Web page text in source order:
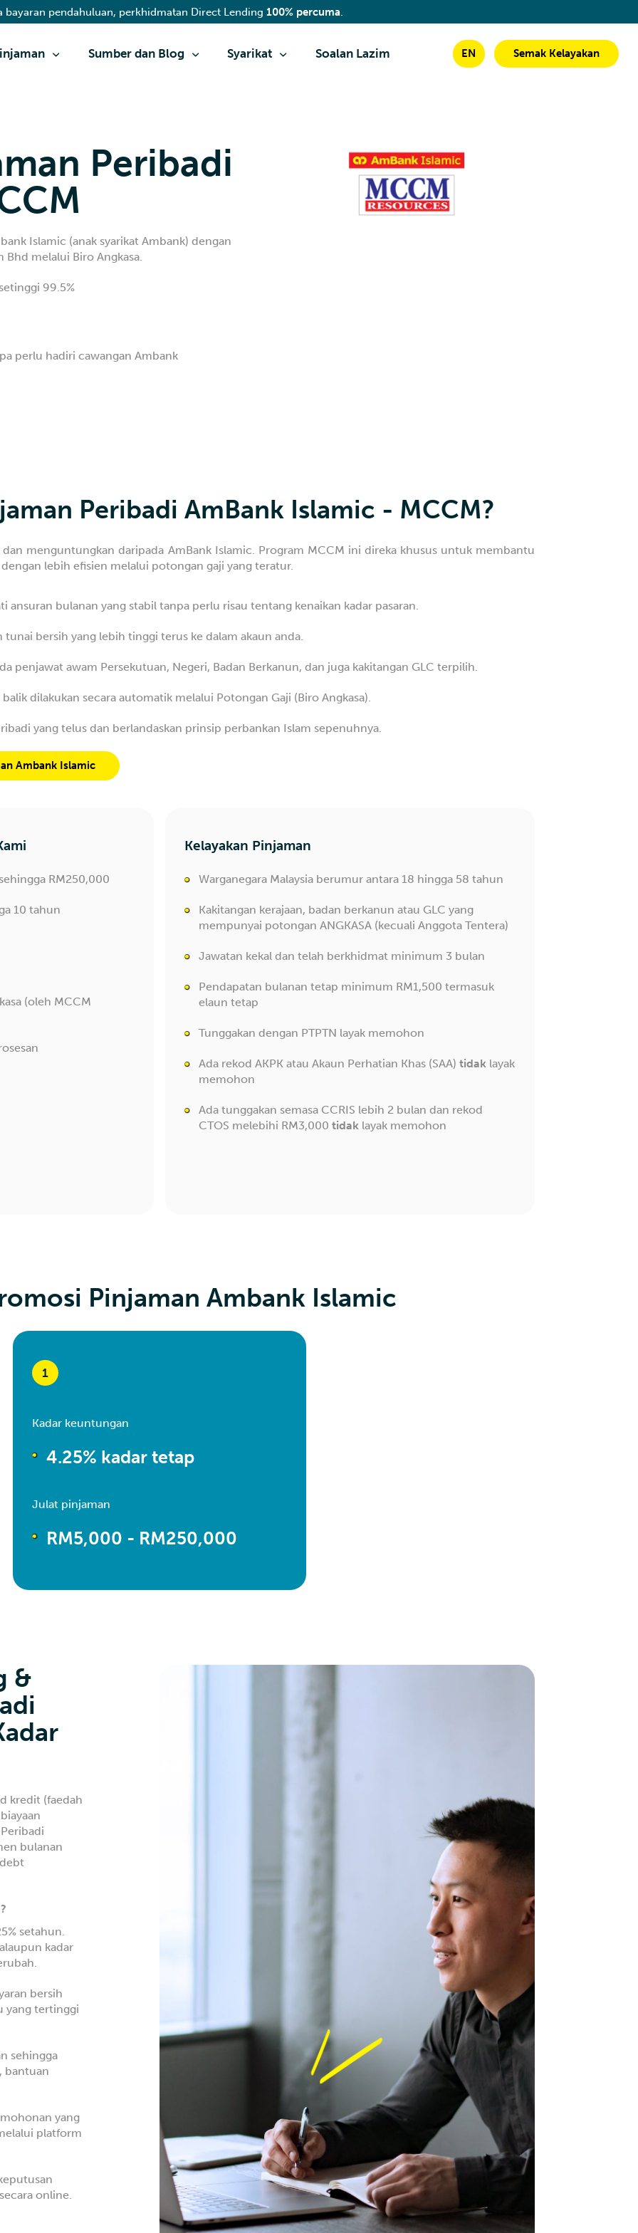
bayaran pendahuluan, perkhidmatan Direct Lending 100% percuma.
Sumber dan Blog Syarikat Soalan Lazim EN Semak Kelayakan
Peribadi
Islamic (anak syarikat Ambank) dengan
melalui Biro Angkasa.
99.5%
perlu hadiri cawangan Ambank
Peribadi AmBank Islamic - MCCM?
menguntungkan daripada AmBank Islamic. Program MCCM ini direka khusus untuk membantu
lebih efisien melalui potongan gaji yang teratur.
ansuran bulanan yang stabil tanpa perlu risau tentang kenaikan kadar pasaran.
bersih yang lebih tinggi terus ke dalam akaun anda.
penjawat awam Persekutuan, Negeri, Badan Berkanun, dan juga kakitangan GLC terpilih.
dilakukan secara automatik melalui Potongan Gaji (Biro Angkasa).
yang telus dan berlandaskan prinsip perbankan Islam sepenuhnya.
Ambank Islamic
RM250,000
10 tahun
(oleh MCCM
Kelayakan Pinjaman
Warganegara Malaysia berumur antara 18 hingga 58 tahun
Kakitangan kerajaan, badan berkanun atau GLC yang
mempunyai potongan ANGKASA (kecuali Anggota Tentera)
Jawatan kekal dan telah berkhidmat minimum 3 bulan
Pendapatan bulanan tetap minimum RM1,500 termasuk
elaun tetap
Tunggakan dengan PTPTN layak memohon
Ada rekod AKPK atau Akaun Perhatian Khas (SAA)tidak layak
memohon
Ada tunggakan semasa CCRIS lebih 2 bulan dan rekod
CTOS melebihi RM3,000tidak layak memohon
Pinjaman Ambank Islamic
1
Kadar keuntungan
4.25% kadar tetap
Julat pinjaman
RM5,000 - RM250,000
&
kredit (faedah
bulanan
setahun.
kadar
bersih
yang tertinggi
sehingga
bantuan
yang
platform
online.